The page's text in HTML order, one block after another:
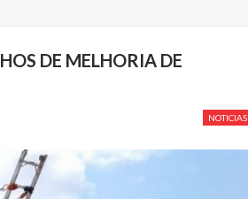
DE MELHORIA DE
NOTICIAS